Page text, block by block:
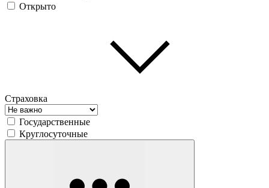
Открыто
Страховка
Государственные
Круглосуточные